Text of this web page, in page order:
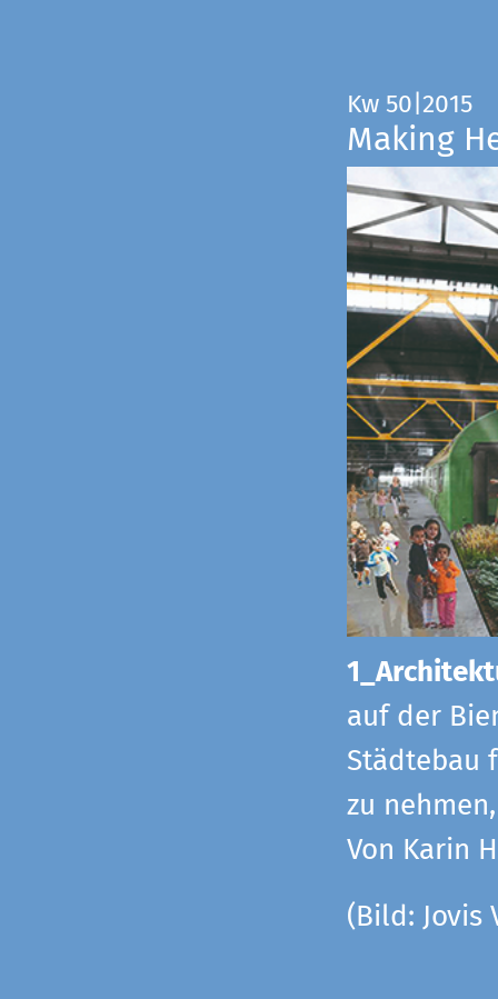
Kw 50|2015
Making
auf der
Städtebau
zu
Von Karin
(Bild: Jovis